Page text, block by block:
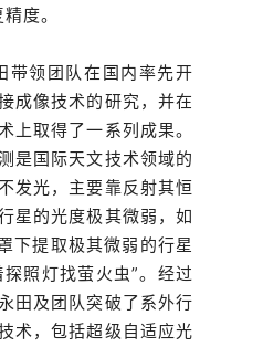
度。
带领团队在国内率先开
成像技术的研究，并在
上取得了一系列成果。
是国际天文技术领域的
发光，主要靠反射其恒
星的光度极其微弱，如
下提取极其微弱的行星
照灯找萤火虫”。经过
田及团队突破了系外行
术，包括超级自适应光